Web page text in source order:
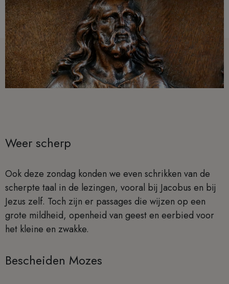
Weer scherp
Ook deze zondag konden we even schrikken van de
scherpte taal in de lezingen, vooral bij Jacobus en bij
Jezus zelf. Toch zijn er passages die wijzen op een
grote mildheid, openheid van geest en eerbied voor
het kleine en zwakke.
Bescheiden Mozes